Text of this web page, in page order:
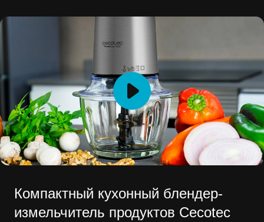
Компактный кухонный блендер-
измельчитель продуктов Cecotec